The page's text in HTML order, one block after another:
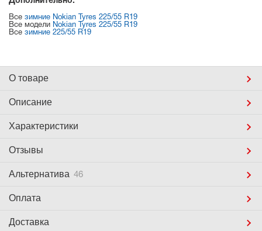
Все зимние Nokian Tyres 225/55 R19
Все модели Nokian Tyres 225/55 R19
Все зимние 225/55 R19
О товаре
Описание
Характеристики
Отзывы
Альтернатива 46
Оплата
Доставка